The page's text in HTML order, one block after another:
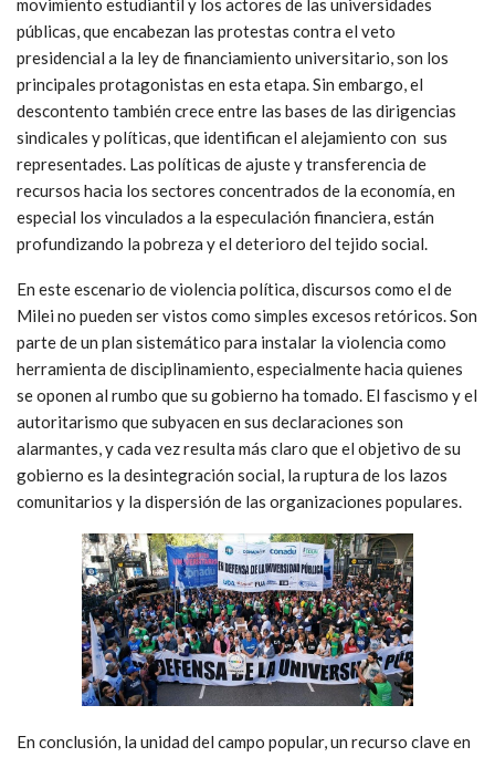
movimiento estudiantil y los actores de las universidades
públicas, que encabezan las protestas contra el veto
presidencial a la ley de financiamiento universitario, son los
principales protagonistas en esta etapa. Sin embargo, el
descontento también crece entre las bases de las dirigencias
sindicales y políticas, que identifican el alejamiento con sus
representades. Las políticas de ajuste y transferencia de
recursos hacia los sectores concentrados de la economía, en
especial los vinculados a la especulación financiera, están
profundizando la pobreza y el deterioro del tejido social.
En este escenario de violencia política, discursos como el de
Milei no pueden ser vistos como simples excesos retóricos. Son
parte de un plan sistemático para instalar la violencia como
herramienta de disciplinamiento, especialmente hacia quienes
se oponen al rumbo que su gobierno ha tomado. El fascismo y el
autoritarismo que subyacen en sus declaraciones son
alarmantes, y cada vez resulta más claro que el objetivo de su
gobierno es la desintegración social, la ruptura de los lazos
comunitarios y la dispersión de las organizaciones populares.
En conclusión, la unidad del campo popular, un recurso clave en